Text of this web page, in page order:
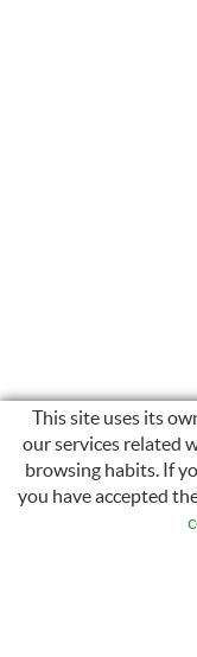
This site uses its
our services related
browsing habits. If
you have accepted